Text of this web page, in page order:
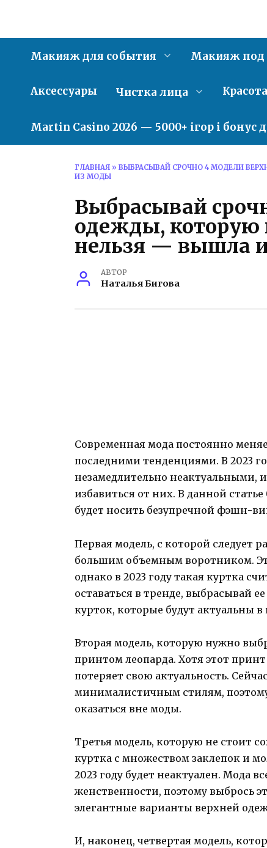
Макияж для события Макияж под
Аксессуары Чистка лица
Martin Casino 2026 — 5000+ ігор і бонус
ГЛАВНАЯ » ВЫБРАСЫВАЙ СРОЧНО 4 МОДЕЛИ
ИЗ МОДЫ
Выбрасывай
одежды, которую
нельзя — вышла
АВТОР
Наталья Бигова
Современная мода постоянно
последними тенденциями. В 2023
незамедлительно неактуальными,
избавиться от них. В данной
будет носить безупречной фэшн-
Первая модель, с которой следует
большим объемным воротником.
однако в 2023 году такая куртка
оставаться в тренде, выбрасывай
курток, которые будут актуальны в
Вторая модель, которую нужно
принтом леопарда. Хотя этот
потеряет свою актуальность.
минималистичным стилям,
оказаться вне моды.
Третья модель, которую не стоит
куртка с множеством заклепок и
2023 году будет неактуален. Мода
женственности, поэтому выбрось
элегантные варианты верхней
И, наконец, четвертая модель,